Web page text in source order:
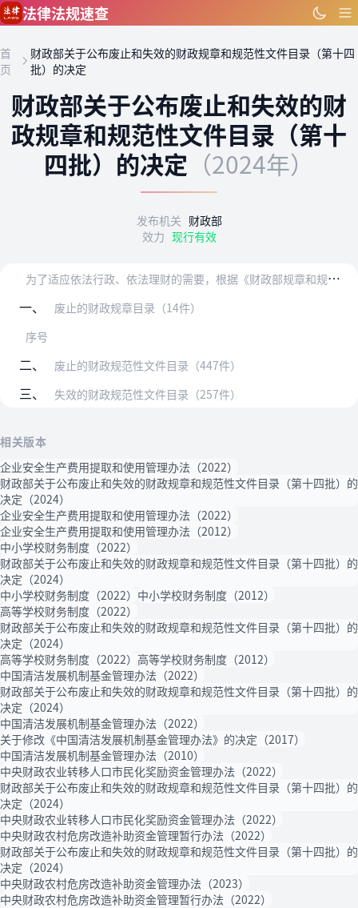
跳到主要内容
法律法规速查
首
页
财政部关于公布废止和失效的财政规章和规范性文件目录（第十四
批）的决定
财政部关于公布废止和失效的财
政规章和规范性文件目录（第十
四批）的决定 （2024年）
发布机关 财政部
效力 现行有效
为
了适应依法行政、依法理财的需要，根据《财政部规章和规范性文件清理工作规则》，我部对截至2022年12月底发布的现行财政规章和规范性文件进行了全面清理。经过清理…
一、
废止的财政规章目录（14件）
序号
二、 废止的财政规范性文件目录（447件）
三、 失效的财政规范性文件目录（257件）
相关版本
企业安全生产费用提取和使用管理办法（2022）
财政部关于公布废止和失效的财政规章和规范性文件目录（第十四批）的
决定（2024）
企业安全生产费用提取和使用管理办法（2022）
企业安全生产费用提取和使用管理办法（2012）
中小学校财务制度（2022）
财政部关于公布废止和失效的财政规章和规范性文件目录（第十四批）的
决定（2024）
中小学校财务制度（2022） 中小学校财务制度（2012）
高等学校财务制度（2022）
财政部关于公布废止和失效的财政规章和规范性文件目录（第十四批）的
决定（2024）
高等学校财务制度（2022） 高等学校财务制度（2012）
中国清洁发展机制基金管理办法（2022）
财政部关于公布废止和失效的财政规章和规范性文件目录（第十四批）的
决定（2024）
中国清洁发展机制基金管理办法（2022）
关于修改《中国清洁发展机制基金管理办法》的决定（2017）
中国清洁发展机制基金管理办法（2010）
中央财政农业转移人口市民化奖励资金管理办法（2022）
财政部关于公布废止和失效的财政规章和规范性文件目录（第十四批）的
决定（2024）
中央财政农业转移人口市民化奖励资金管理办法（2022）
中央财政农村危房改造补助资金管理暂行办法（2022）
财政部关于公布废止和失效的财政规章和规范性文件目录（第十四批）的
决定（2024）
中央财政农村危房改造补助资金管理办法（2023）
中央财政农村危房改造补助资金管理暂行办法（2022）